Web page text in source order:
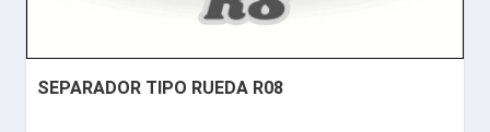
SEPARADOR TIPO RUEDA R08